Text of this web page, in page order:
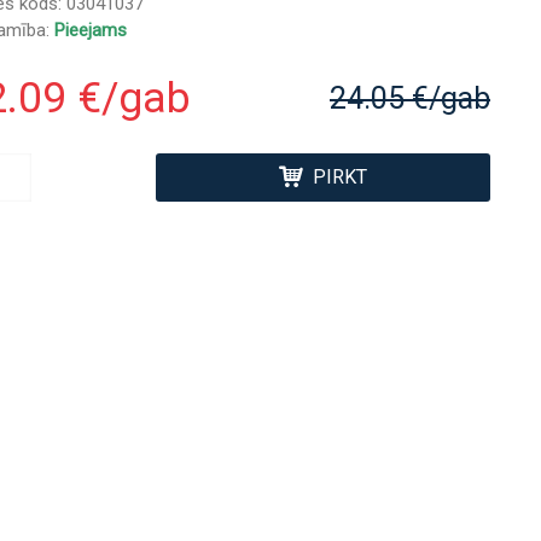
Pieejams
€/gab 24.05 €/gab
PIRKT